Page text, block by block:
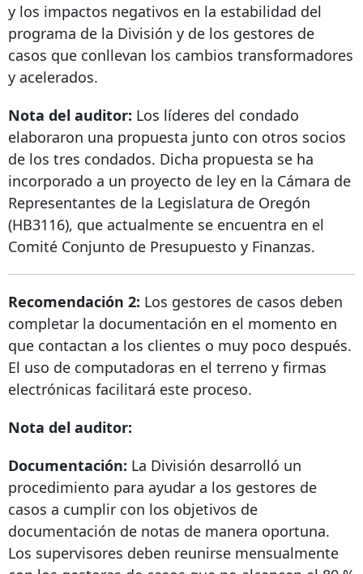
y los impactos negativos en la estabilidad del
programa de la División y de los gestores de
casos que conllevan los cambios transformadores
y acelerados.
Nota del auditor: Los líderes del condado
elaboraron una propuesta junto con otros socios
de los tres condados. Dicha propuesta se ha
incorporado a un proyecto de ley en la Cámara de
Representantes de la Legislatura de Oregón
(HB3116), que actualmente se encuentra en el
Comité Conjunto de Presupuesto y Finanzas.
Recomendación 2: Los gestores de casos deben
completar la documentación en el momento en
que contactan a los clientes o muy poco después.
El uso de computadoras en el terreno y firmas
electrónicas facilitará este proceso.
Nota del auditor:
Documentación: La División desarrolló un
procedimiento para ayudar a los gestores de
casos a cumplir con los objetivos de
documentación de notas de manera oportuna.
Los supervisores deben reunirse mensualmente